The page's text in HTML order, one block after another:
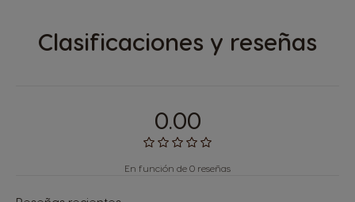
Clasificaciones y reseñas
0.00
En función de 0 reseñas